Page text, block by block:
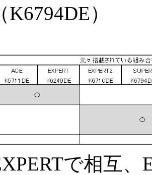
）
で相互、